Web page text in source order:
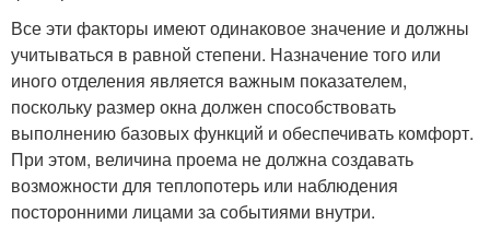
Все эти факторы имеют одинаковое значение и должны
учитываться в равной степени. Назначение того или
иного отделения является важным показателем,
поскольку размер окна должен способствовать
выполнению базовых функций и обеспечивать комфорт.
При этом, величина проема не должна создавать
возможности для теплопотерь или наблюдения
посторонними лицами за событиями внутри.